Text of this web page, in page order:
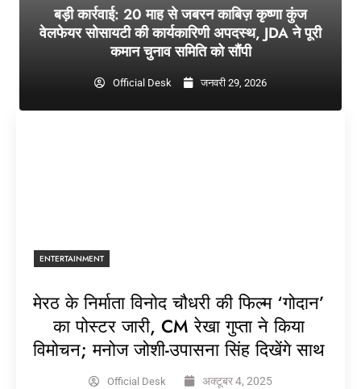
बड़ी कार्रवाई: 20 माह से जबरन काबिज़ कृष्णा कुंज
वेलफेयर सोसायटी की कार्यकारिणी अपदस्थ, JDA ने पूरी
कमान चुनाव समिति को सौंपी
Official Desk जनवरी 29, 2026
ENTERTAINMENT
मेरठ के निर्माता विनोद चौधरी की फिल्म ‘गोदान’
का पोस्टर जारी, CM रेखा गुप्ता ने किया
विमोचन; मनोज जोशी-उपासना सिंह दिखेंगे साथ
Official Desk अक्टूबर 4, 2025